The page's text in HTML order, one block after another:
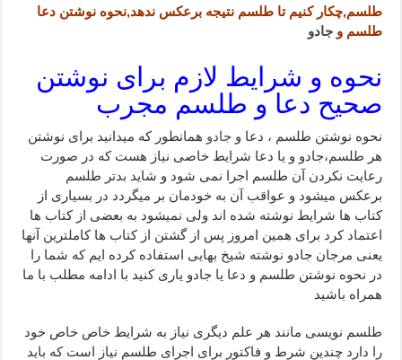
طلسم,چکار کنیم تا طلسم نتیجه برعکس ندهد,نحوه نوشتن دعا
طلسم وجادو
نحوه و شرایط لازم برای نوشتن
صحیح دعا و طلسم مجرب
نحوه نوشتن طلسم ، دعا و جادو همانطور که میدانید برای نوشتن
هر طلسم،جادو و یا دعا شرایط خاصی نیاز هست که در صورت
رعایت نکردن آن طلسم اجرا نمی شود و شاید بدتر طلسم
برعکس میشود و عواقب آن به خودمان بر میگردد در بسیاری از
کتاب ها شرایط نوشته شده اند ولی نمیشود به بعضی از کتاب ها
اعتماد کرد برای همین امروز پس از گشتن از کتاب ها کاملترین آنها
یعنی مرجان جادو نوشته شیخ بهایی استفاده کرده ایم که شما را
در نحوه نوشتن طلسم و دعا یا جادو یاری کنید با ادامه مطلب با ما
همراه باشید
طلسم نویسی مانند هر علم دیگری نیاز به شرایط خاص خاص خود
را دارد چندین شرط و فاکتور برای اجرای طلسم نیاز است که باید